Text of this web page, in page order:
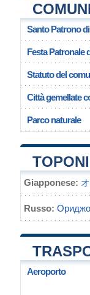
Santo Patrono
Festa Patronale
Statuto del
Città gemellate
Parco naturale
Giapponese:
Russo: Ориджо
Aeroporto